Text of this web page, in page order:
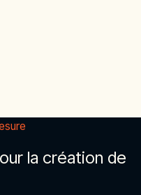
la création de